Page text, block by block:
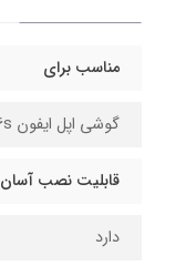
مناسب برای
گوشی اپل ایفون 6/6s
قابلیت نصب آسان
دارد